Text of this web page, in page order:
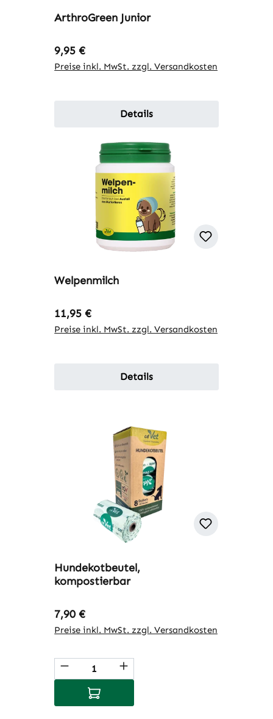
ArthroGreen Junior
Regulärer Preis:
9,95 €
Preise inkl. MwSt. zzgl. Versandkosten
Details
Welpenmilch
Regulärer Preis:
11,95 €
Preise inkl. MwSt. zzgl. Versandkosten
Details
Hundekotbeutel,
kompostierbar
Regulärer Preis:
7,90 €
Preise inkl. MwSt. zzgl. Versandkosten
Produkt Anzahl: Gib den
In den Warenkorb